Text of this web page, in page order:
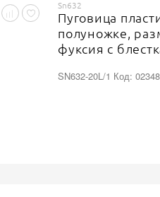
Sn632
Пуговица
полуножке,
фуксия с
SN632-20L/1 Код: 02348